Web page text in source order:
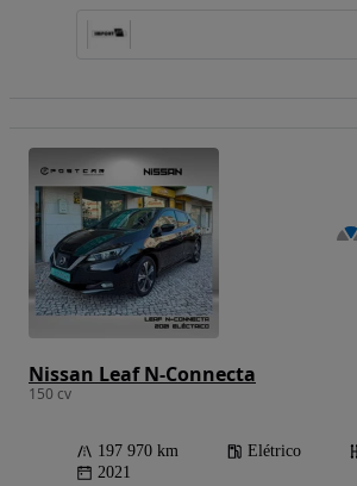
Nissan Leaf N-Connecta
150 cv
197 970 km Elétrico
2021